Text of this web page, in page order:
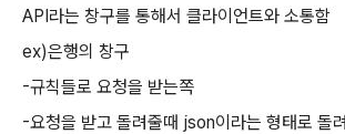
API라는 창구를 통해서 클라이언트와 소통함
ex)은행의 창구
-규칙들로 요청을 받는쪽
-요청을 받고 돌려줄때 json이라는 형태로 돌